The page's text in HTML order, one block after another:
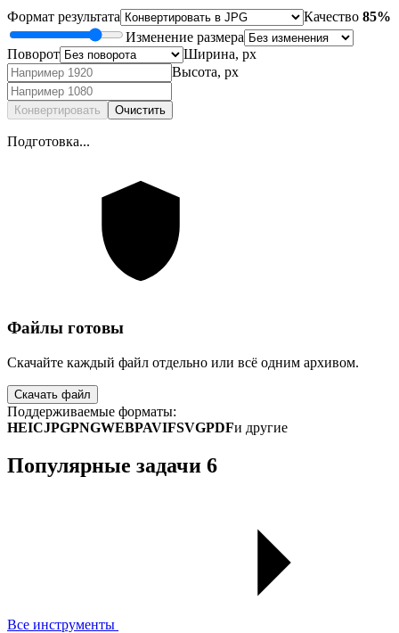
Формат результата Качество 85%
Изменение размера
Поворот
Ширина, px
Высота, px
Конвертировать Очистить
Подготовка...
Файлы готовы
Скачайте каждый файл отдельно или всё одним архивом.
Скачать файл
Поддерживаемые форматы:
HEICJPGPNGWEBPAVIFSVGPDFи другие
Популярные задачи 6
Все инструменты